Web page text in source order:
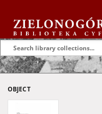
OBJECT